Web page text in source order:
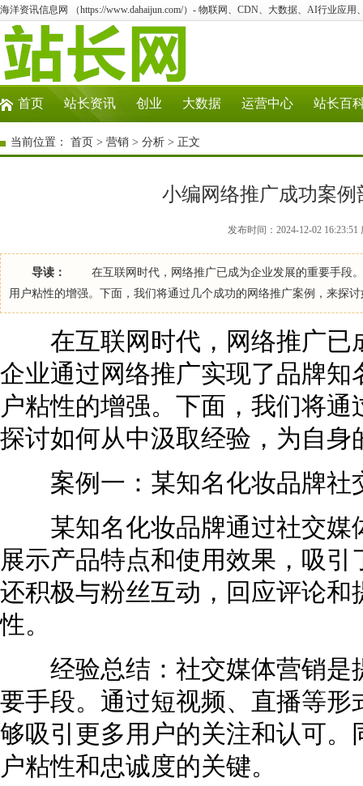
海洋资讯信息网 （https://www.dahaijun.com/）- 物联网、CDN、大数据、AI行业应用
首页 站长资讯 创业 大数据 运营中心 站长百
当前位置： 首页 > 营销 > 分析 > 正文
小编网络推广成功案
发布时间：2024-12-02
导读：
在互联网时代，网络推广已成为企业发展的重要手段。
用户粘性的增强。下面，我们将通过几个成功的网络推广案例，来探讨
在互联网时代，网络推广已
企业通过网络推广实现了品牌
户粘性的增强。下面，我们将
探讨如何从中汲取经验，为自身
案例一：某知名化妆品牌社
某知名化妆品牌通过社交媒
展示产品特点和使用效果，吸
还积极与粉丝互动，回应评论
性。
经验总结：社交媒体营销是
要手段。通过短视频、直播等
够吸引更多用户的关注和认可
户粘性和忠诚度的关键。